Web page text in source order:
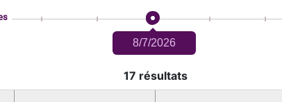
8/7/2026
17 résultats